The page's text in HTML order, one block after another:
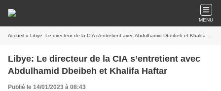
MENU
Accueil » Libye: Le directeur de la CIA s’entretient avec Abdulhamid Dbeibeh et Khalifa Haftar
Libye: Le directeur de la CIA s’entretient avec
Abdulhamid Dbeibeh et Khalifa Haftar
Publié le 14/01/2023 à 08:43